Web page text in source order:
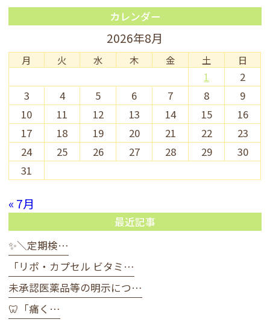
カレンダー
2026年8月
月 火 水 木 金 土 日
1
2
3
4 5 6 7 8
9
10
11 12 13 14 15
16
17
18 19 20 21 22
23
24
25 26 27 28 29
30
31
« 7月
最近記事
✨＼定期検…
「リポ・カプセル ビタミ…
未承認医薬品等の明示につ…
🦷「痛く…